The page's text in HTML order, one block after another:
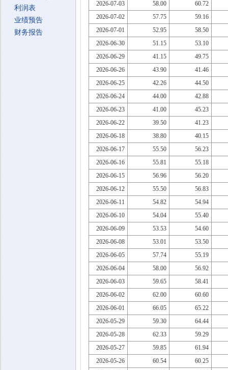
利润表
业绩预告
财务报告
2026-07-03
58.00
60.72
2026-07-02
57.75
59.16
2026-07-01
52.95
58.50
2026-06-30
51.15
53.10
2026-06-29
41.15
49.75
2026-06-26
43.90
41.46
2026-06-25
42.26
44.50
2026-06-24
44.00
42.88
2026-06-23
41.00
45.23
2026-06-22
39.50
41.23
2026-06-18
38.80
40.15
2026-06-17
55.50
56.23
2026-06-16
55.81
55.18
2026-06-15
56.96
56.20
2026-06-12
55.50
56.83
2026-06-11
54.82
54.94
2026-06-10
54.04
55.40
2026-06-09
53.53
54.60
2026-06-08
53.01
53.50
2026-06-05
57.74
55.19
2026-06-04
58.00
56.92
2026-06-03
59.65
58.41
2026-06-02
62.00
60.60
2026-06-01
66.05
65.22
2026-05-29
59.30
64.44
2026-05-28
62.33
59.29
2026-05-27
59.85
61.94
2026-05-26
60.54
60.25